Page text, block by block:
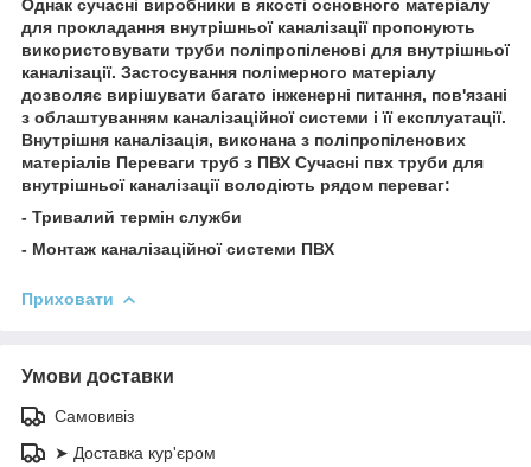
Однак сучасні виробники в якості основного матеріалу
для прокладання внутрішньої каналізації пропонують
використовувати труби поліпропіленові для внутрішньої
каналізації. Застосування полімерного матеріалу
дозволяє вирішувати багато інженерні питання, пов'язані
з облаштуванням каналізаційної системи і її експлуатації.
Внутрішня каналізація, виконана з поліпропіленових
матеріалів Переваги труб з ПВХ Сучасні пвх труби для
внутрішньої каналізації володіють рядом переваг:
- Тривалий термін служби
- Монтаж каналізаційної системи ПВХ
Приховати
Умови доставки
Самовивіз
➤ Доставка кур'єром